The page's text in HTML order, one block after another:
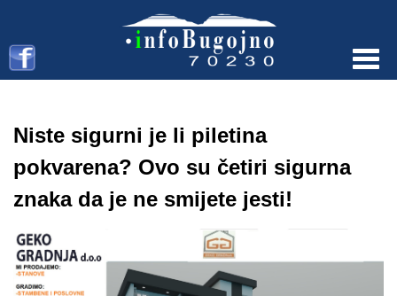
Niste sigurni je li piletina
pokvarena? Ovo su četiri sigurna
znaka da je ne smijete jesti!